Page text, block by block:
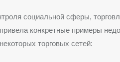
социальной сферы,
конкретные примеры
торговых сетей: